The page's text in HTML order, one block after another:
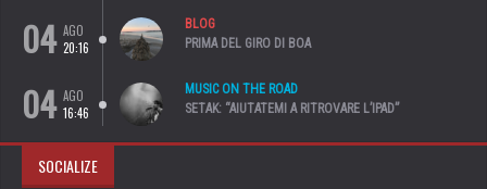
04 AGO
20:16
BLOG
PRIMA DEL GIRO DI BOA
04 AGO
16:46
MUSIC ON THE ROAD
SETAK: “AIUTATEMI A RITROVARE L’IPAD”
SOCIALIZE